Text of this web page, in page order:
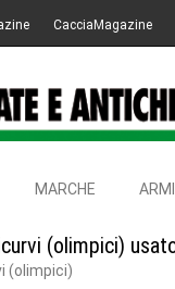
CacciaMagazine
MARCHE
(olimpici)
(olimpici)